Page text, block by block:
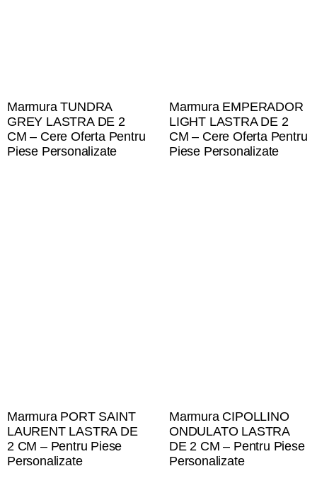
Marmura TUNDRA
GREY LASTRA DE 2
CM – Cere Oferta Pentru
Piese Personalizate
Marmura EMPERADOR
LIGHT LASTRA DE 2
CM – Cere Oferta Pentru
Piese Personalizate
Marmura PORT SAINT
LAURENT LASTRA DE
2 CM – Pentru Piese
Personalizate
Marmura CIPOLLINO
ONDULATO LASTRA
DE 2 CM – Pentru Piese
Personalizate